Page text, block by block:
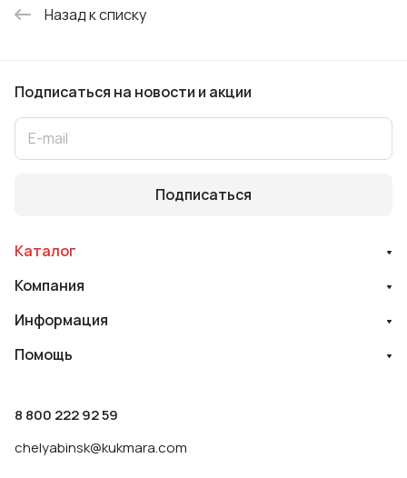
Назад к списку
Подписаться на новости и акции
Подписаться
Каталог
Компания
Информация
Помощь
8 800 222 92 59
chelyabinsk@kukmara.com